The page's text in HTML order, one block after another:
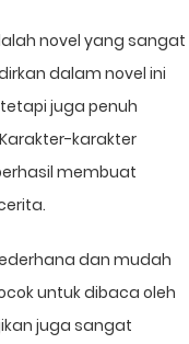
novel yang sangat
dalam novel ini
juga penuh
karakter
membuat
dan mudah
untuk dibaca oleh
juga sangat